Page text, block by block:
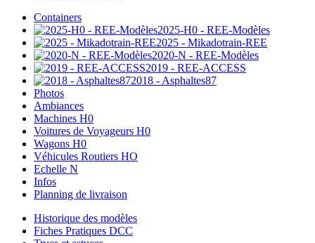
Containers
2025-H0 - REE-Modèles
2025 - Mikadotrain-REE
2020-N - REE-Modèles
2019 - REE-ACCESS
2018 - Asphaltes87
Photos
Ambiances
Machines H0
Voitures de Voyageurs H0
Wagons H0
Véhicules Routiers HO
Echelle N
Infos
Planning de livraison
Historique des modèles
Fiches Pratiques DCC